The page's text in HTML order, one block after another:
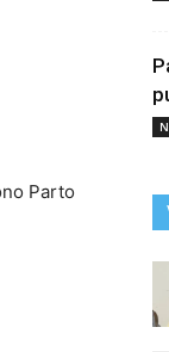
Parto